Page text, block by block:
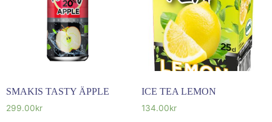
SMAKIS TASTY ÄPPLE
299.00kr
ICE TEA LEMON
134.00kr